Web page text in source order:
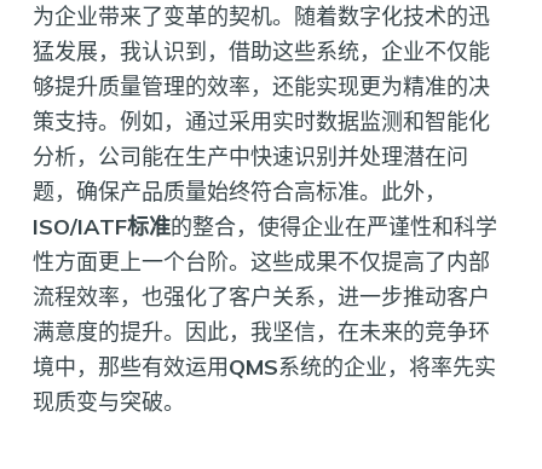
为企业带来了变革的契机。随着数字化技术的迅
猛发展，我认识到，借助这些系统，企业不仅能
够提升质量管理的效率，还能实现更为精准的决
策支持。例如，通过采用实时数据监测和智能化
分析，公司能在生产中快速识别并处理潜在问
题，确保产品质量始终符合高标准。此外，
ISO/IATF标准的整合，使得企业在严谨性和科学
性方面更上一个台阶。这些成果不仅提高了内部
流程效率，也强化了客户关系，进一步推动客户
满意度的提升。因此，我坚信，在未来的竞争环
境中，那些有效运用QMS系统的企业，将率先实
现质变与突破。